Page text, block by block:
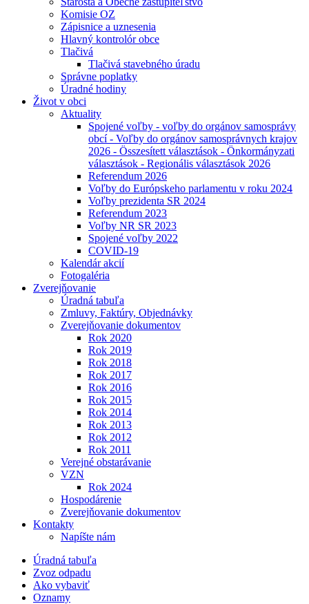
Komisie OZ
Zápisnice a uznesenia
Hlavný kontrolór obce
Tlačivá
Tlačivá stavebného úradu
Správne poplatky
Úradné hodiny
Život v obci
Aktuality
Spojené voľby - voľby do orgánov samosprávy
obcí - Voľby do orgánov samosprávnych krajov
2026 - Összesített választások - Önkormányzati
választások - Regionális választások 2026
Referendum 2026
Voľby do Európskeho parlamentu v roku 2024
Voľby prezidenta SR 2024
Referendum 2023
Voľby NR SR 2023
Spojené voľby 2022
COVID-19
Kalendár akcií
Fotogaléria
Zverejňovanie
Úradná tabuľa
Zmluvy, Faktúry, Objednávky
Zverejňovanie dokumentov
Rok 2020
Rok 2019
Rok 2018
Rok 2017
Rok 2016
Rok 2015
Rok 2014
Rok 2013
Rok 2012
Rok 2011
Verejné obstarávanie
VZN
Rok 2024
Hospodárenie
Zverejňovanie dokumentov
Kontakty
Napíšte nám
Úradná tabuľa
Zvoz odpadu
Ako vybaviť
Oznamy